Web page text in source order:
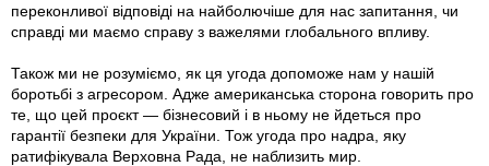
переконливої відповіді на найболючіше для нас запитання, чи
справді ми маємо справу з важелями глобального впливу.
Також ми не розуміємо, як ця угода допоможе нам у нашій
боротьбі з агресором. Адже американська сторона говорить про
те, що цей проєкт — бізнесовий і в ньому не йдеться про
гарантії безпеки для України. Тож угода про надра, яку
ратифікувала Верховна Рада, не наблизить мир.